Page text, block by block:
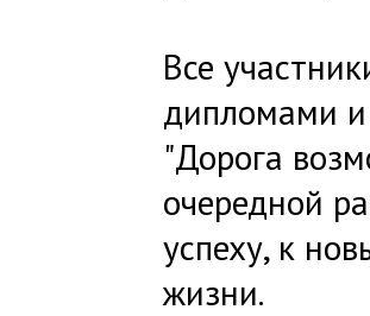
Все
дипломами
"Дорога
очередной
успеху, к
жизни.